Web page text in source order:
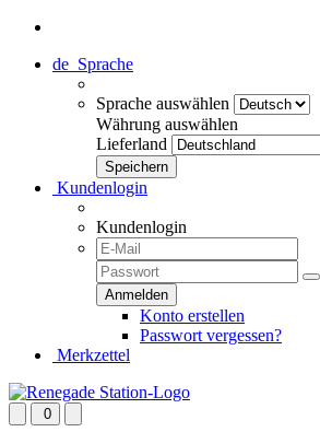
de Sprache
Sprache auswählen
Währung auswählen
Lieferland
Kundenlogin
Kundenlogin
Konto erstellen
Passwort vergessen?
Merkzettel
0